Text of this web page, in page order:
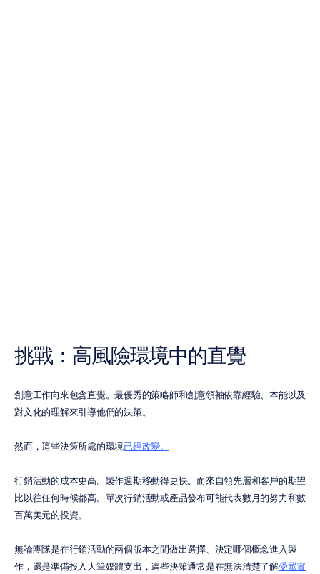
挑戰：高風險環境中的直覺
創意工作向來包含直覺。最優秀的策略師和創意領袖依靠經驗、本能以及
對文化的理解來引導他們的決策。
然而，這些決策所處的環境已經改變。
行銷活動的成本更高。製作週期移動得更快。而來自領先層和客戶的期望
比以往任何時候都高。單次行銷活動或產品發布可能代表數月的努力和數
百萬美元的投資。
無論團隊是在行銷活動的兩個版本之間做出選擇、決定哪個概念進入製
作，還是準備投入大筆媒體支出，這些決策通常是在無法清楚了解受眾實